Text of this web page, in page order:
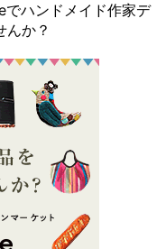
ハンドメイド作家デ
んか？